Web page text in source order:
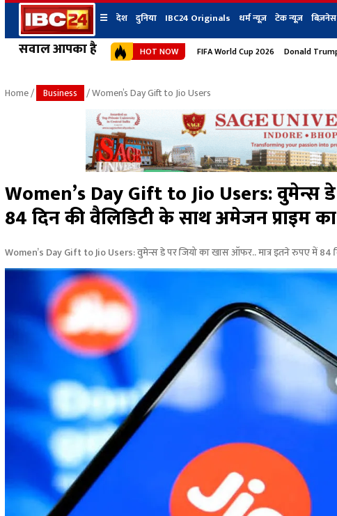
सवाल आपका है
☰ देश दुनिया IBC24 Originals धर्म न्यूज़ टेक न्यूज़
छत्तीसगढ़ न्यूज
उत्तर प्रदेश न्यूज
बिहार न्यूज
उत्तराखंड न्यूज
हिमाचल प्रदेश न्यूज
हरियाणा न्यूज
शहर
भोपाल
जबलपुर
ग्वालियर
रायपुर
दुनिया IBC24 Originals
HOT NOW FIFA World Cup 2026 Donald
Home/ Business / Women’s Day Gift to Jio Users
Women’s Day Gift to Jio Users: वुमेन्स
84 दिन की वैलिडिटी के साथ अमेजन प्राइम का
Women’s Day Gift to Jio Users: वुमेन्स डे पर जियो का खास ऑफर.. मात्र इतने रुपए में 84